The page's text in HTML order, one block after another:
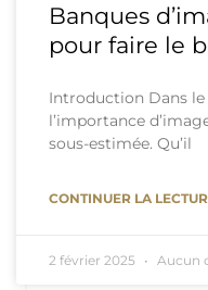
Banques
pour faire le
Introduction Dans le
l’importance
sous-estimée. Qu’il
CONTINUER LA
2 février 2025 Aucun